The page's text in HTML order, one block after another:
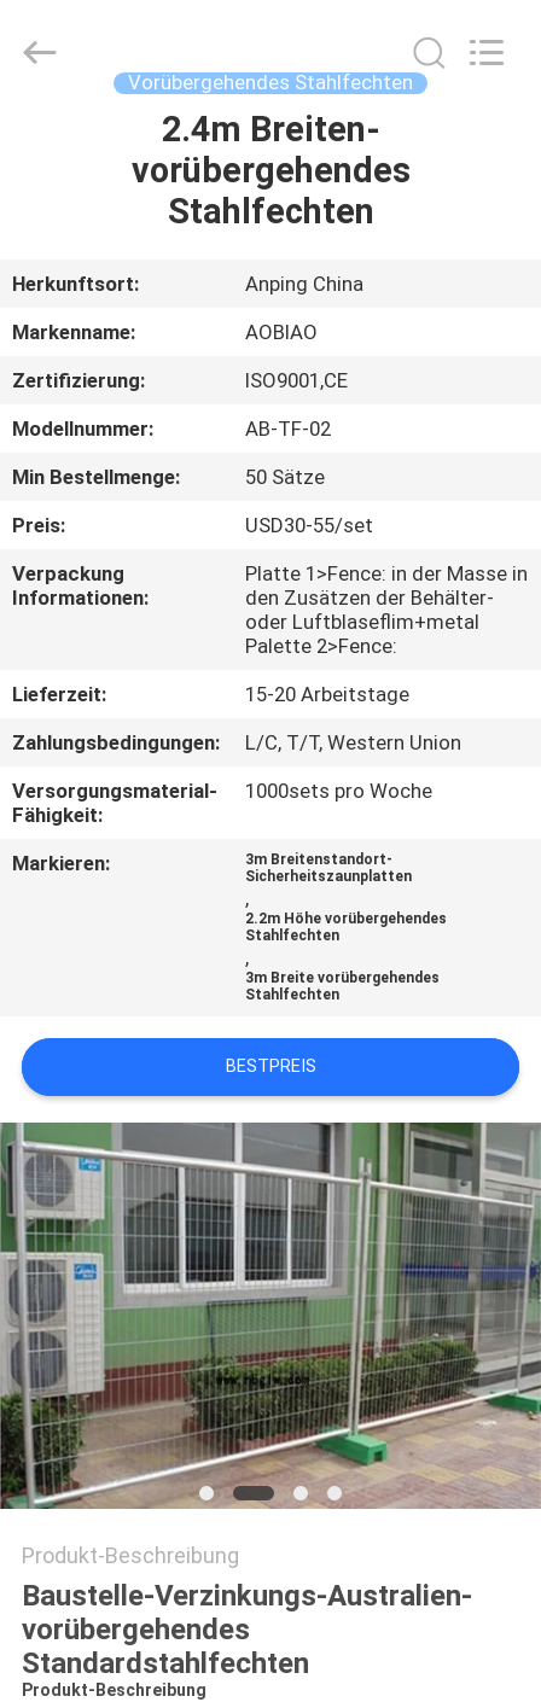
PRODUKTE
ÜBER
UNS
FABRIK-
AUSFLUG
QUALITÄTSKONTROLLE
TRETEN
MIT
IN
VERBINDUNG
NACHRICHTEN
EIN
ZITAT
SITEMAP
PRIVACY
POLICY
Rights
Vorübergehendes Stahlfechten
2.4m Breiten-
vorübergehendes
Stahlfechten
Herkunftsort:
Anping China
Markenname:
AOBIAO
Zertifizierung:
ISO9001,CE
Modellnummer:
AB-TF-02
Min Bestellmenge:
50 Sätze
Preis:
USD30-55/set
Verpackung
Informationen:
Platte 1>Fence: in der Masse in
den Zusätzen der Behälter-
oder Luftblaseflim+metal
Palette 2>Fence:
Lieferzeit:
15-20 Arbeitstage
Zahlungsbedingungen:
L/C, T/T, Western Union
Versorgungsmaterial-
Fähigkeit:
1000sets pro Woche
Markieren:
3m Breitenstandort-
Sicherheitszaunplatten
,
2.2m Höhe vorübergehendes
Stahlfechten
,
3m Breite vorübergehendes
Stahlfechten
BESTPREIS
Produkt-Beschreibung
Baustelle-Verzinkungs-Australien-
vorübergehendes
Standardstahlfechten
Produkt-Beschreibung